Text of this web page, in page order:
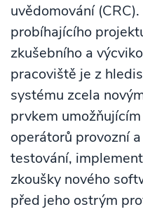
uvědomování
probíhajícího
zkušebního a
pracoviště je z
systému zcela
prvkem
operátorů provozní
testování,
zkoušky nového
před jeho ostrým